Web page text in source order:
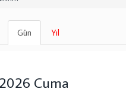
Gün
sekme)
Yıl
Cuma